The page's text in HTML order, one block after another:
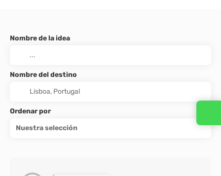
Nombre de la idea
Nombre del destino
Ordenar por
Nuestra selección